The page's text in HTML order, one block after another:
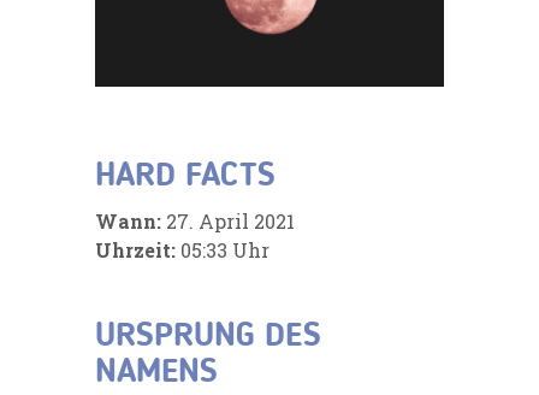
HARD FACTS
Wann: 27. April 2021
Uhrzeit: 05:33 Uhr
URSPRUNG DES
NAMENS